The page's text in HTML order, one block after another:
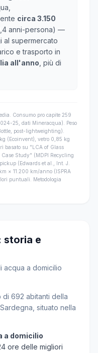
circa 3.150
anni-persona) —
al supermercato
e trasporto in
all'anno , più di
Consumo pro capite 259
25, dati Mineracqua). Peso
post-lightweighting).
(Ecoinvent), vetro 0,85 kg
basato su "LCA of Glass
Study" (MDPI Recycling
(Edwards et al., Int. J.
× 11.200 km/anno (ISPRA
puntuali. Metodologia
storia e
acqua a domicilio
di 692 abitanti della
situato nella
a domicilio
ore delle migliori